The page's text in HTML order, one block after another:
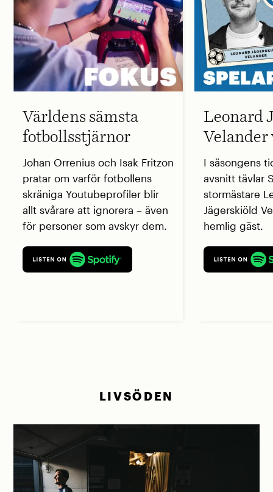
Världens sämsta
fotbollsstjärnor
Johan Orrenius och Isak Fritzon
pratar om varför fotbollens
skräniga Youtubeprofiler blir
allt svårare att ignorera – även
för personer som avskyr dem.
Leonard
Velander
I säsongens
avsnitt tävlar
stormästare
Jägerskiöld
hemlig gäst.
LIVSÖDEN